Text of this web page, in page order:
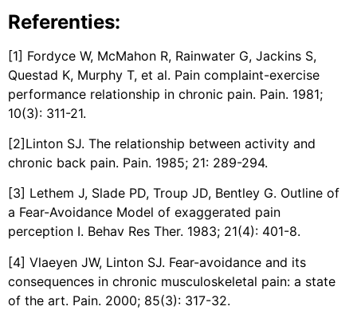
Referenties:
[1] Fordyce W, McMahon R, Rainwater G, Jackins S,
Questad K, Murphy T, et al. Pain complaint-exercise
performance relationship in chronic pain. Pain. 1981;
10(3): 311-21.
[2]Linton SJ. The relationship between activity and
chronic back pain. Pain. 1985; 21: 289-294.
[3] Lethem J, Slade PD, Troup JD, Bentley G. Outline of
a Fear-Avoidance Model of exaggerated pain
perception I. Behav Res Ther. 1983; 21(4): 401-8.
[4] Vlaeyen JW, Linton SJ. Fear-avoidance and its
consequences in chronic musculoskeletal pain: a state
of the art. Pain. 2000; 85(3): 317-32.